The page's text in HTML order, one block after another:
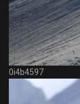
0i4b4597